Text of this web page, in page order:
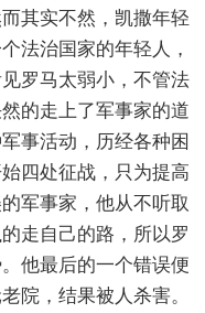
其实不然，凯撒年轻
法治国家的年轻人，
罗马太弱小，不管法
的走上了军事家的道
事活动，历经各种困
四处征战，只为提高
军事家，他从不听取
走自己的路，所以罗
他最后的一个错误便
院，结果被人杀害。